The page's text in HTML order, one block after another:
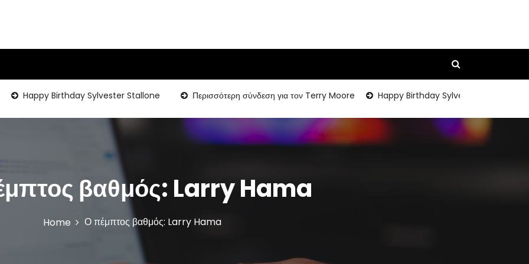
Happy Birthday Sylvester Stallone Περισσότερη σύνδεση για τον Terry Moore Happy Birthday Sylvester Stallone
βαθμός: Larry Hama
Home Ο πέμπτος βαθμός: Larry Hama